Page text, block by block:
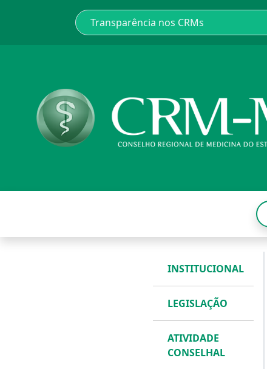
INSTITUCIONAL
LEGISLAÇÃO
ATIVIDADE
CONSELHAL